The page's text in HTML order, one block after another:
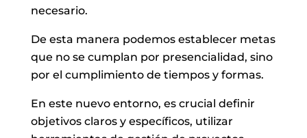
necesario.
De esta manera podemos establecer metas
que no se cumplan por presencialidad, sino
por el cumplimiento de tiempos y formas.
En este nuevo entorno, es crucial definir
objetivos claros y específicos, utilizar